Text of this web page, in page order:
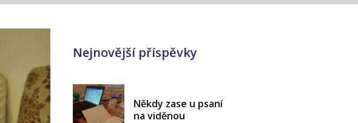
Nejnovější příspěvky
Někdy zase u psaní
na viděnou